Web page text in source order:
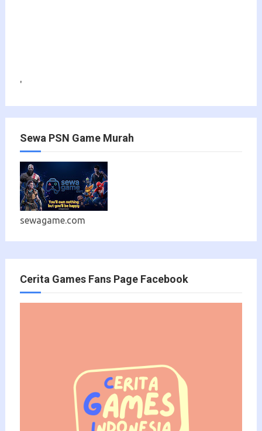
'
Sewa PSN Game Murah
sewagame.com
Cerita Games Fans Page Facebook